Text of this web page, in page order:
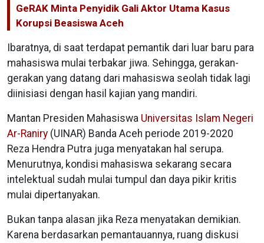
GeRAK Minta Penyidik Gali Aktor Utama Kasus
Korupsi Beasiswa Aceh
Ibaratnya, di saat terdapat pemantik dari luar baru para
mahasiswa mulai terbakar jiwa. Sehingga, gerakan-
gerakan yang datang dari mahasiswa seolah tidak lagi
diinisiasi dengan hasil kajian yang mandiri.
Mantan Presiden Mahasiswa Universitas Islam Negeri
Ar-Raniry (UINAR) Banda Aceh periode 2019-2020
Reza Hendra Putra juga menyatakan hal serupa.
Menurutnya, kondisi mahasiswa sekarang secara
intelektual sudah mulai tumpul dan daya pikir kritis
mulai dipertanyakan.
Bukan tanpa alasan jika Reza menyatakan demikian.
Karena berdasarkan pemantauannya, ruang diskusi